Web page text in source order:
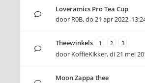
Loveramics Pro Tea Cup
door R0B,do 21 apr 2022,
Theewinkels 1 2 3
door KoffieKikker,di 21 mei
Moon Zappa thee